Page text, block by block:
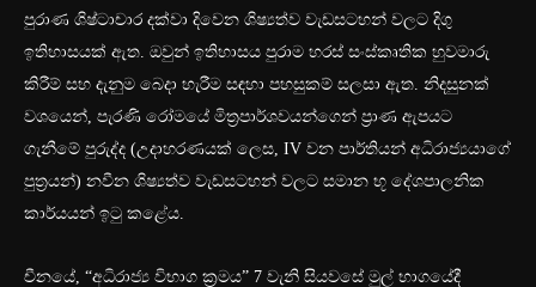
පුරාණ ශිෂ්ටාචාර දක්වා දිවෙන ශිෂ්‍යත්ව වැඩසටහන් වලට දිගු
ඉතිහාසයක් ඇත. ඔවුන් ඉතිහාසය පුරාම හරස් සංස්කෘතික හුවමාරු
කිරීම් සහ දැනුම බෙදා හැරීම සඳහා පහසුකම් සලසා ඇත. නිදසුනක්
වශයෙන්, පැරණි රෝමයේ මිත්‍රපාර්ශවයන්ගෙන් ප්‍රාණ ඇපයට
ගැනීමේ පුරුද්ද (උදාහරණයක් ලෙස, IV වන පාර්තියන් අධිරාජ්‍යයාගේ
පුත්‍රයන්) නවීන ශිෂ්‍යත්ව වැඩසටහන් වලට සමාන භූ දේශපාලනික
කාර්යයන් ඉටු කළේය.
චීනයේ, “අධිරාජ්‍ය විභාග ක්‍රමය” 7 වැනි සියවසේ මුල් භාගයේදී